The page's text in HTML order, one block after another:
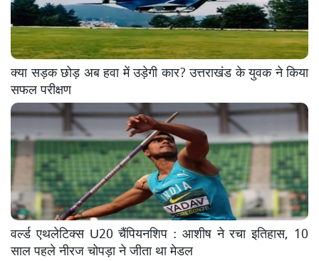
क्या सड़क छोड़ अब हवा में उड़ेगी कार? उत्तराखंड के युवक ने किया
सफल परीक्षण
वर्ल्ड एथलेटिक्स U20 चैंपियनशिप : आशीष ने रचा इतिहास, 10
साल पहले नीरज चोपड़ा ने जीता था मेडल